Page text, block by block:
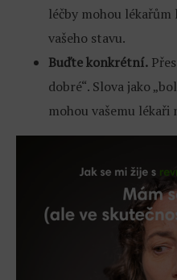
léčby mohou
vašeho stavu.
Buďte konkrétní.
dobré“. Slova jako
mohou vašemu